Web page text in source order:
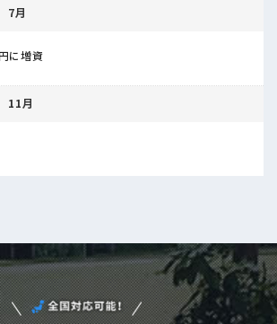
7月
に増資
11月